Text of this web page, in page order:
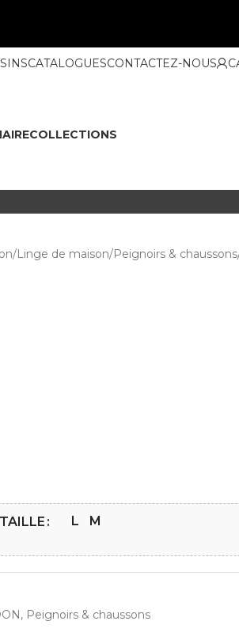
CATALOGUESCONTACTEZ-NOUS
COLLECTIONS
Linge de maison Peignoirs & chaussons
L M
, Peignoirs & chaussons